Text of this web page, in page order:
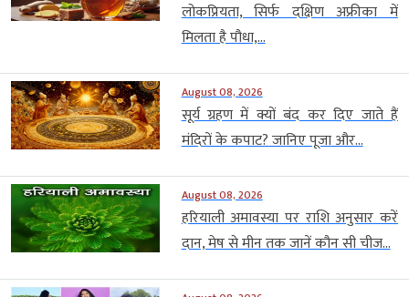
लोकप्रियता, सिर्फ दक्षिण अफ्रीका में
मिलता है पौधा,...
August 08, 2026
सूर्य ग्रहण में क्यों बंद कर दिए जाते हैं
मंदिरों के कपाट? जानिए पूजा और...
August 08, 2026
हरियाली अमावस्या पर राशि अनुसार करें
दान, मेष से मीन तक जानें कौन सी चीज...